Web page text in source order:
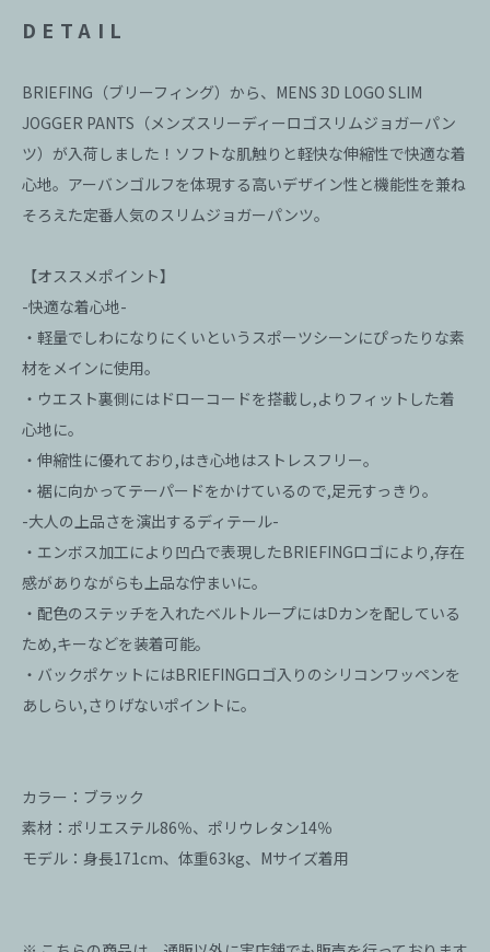
DETAIL
BRIEFING（ブリーフィング）から、MENS 3D LOGO SLIM
JOGGER PANTS（メンズスリーディーロゴスリムジョガーパン
ツ）が入荷しました！ソフトな肌触りと軽快な伸縮性で快適な着
心地。アーバンゴルフを体現する高いデザイン性と機能性を兼ね
そろえた定番人気のスリムジョガーパンツ。
【オススメポイント】
-快適な着心地-
・軽量でしわになりにくいというスポーツシーンにぴったりな素
材をメインに使用。
・ウエスト裏側にはドローコードを搭載し,よりフィットした着
心地に。
・伸縮性に優れており,はき心地はストレスフリー。
・裾に向かってテーパードをかけているので,足元すっきり。
-大人の上品さを演出するディテール-
・エンボス加工により凹凸で表現したBRIEFINGロゴにより,存在
感がありながらも上品な佇まいに。
・配色のステッチを入れたベルトループにはDカンを配している
ため,キーなどを装着可能。
・バックポケットにはBRIEFINGロゴ入りのシリコンワッペンを
あしらい,さりげないポイントに。
カラー：ブラック
素材：ポリエステル86％、ポリウレタン14％
モデル：身長171cm、体重63kg、Mサイズ着用